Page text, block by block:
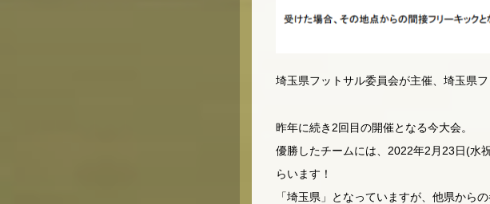
埼玉県フットサル委員会が主催、埼玉県
昨年に続き2回目の開催となる今大会。
優勝したチームには、2022年2月23日(水
らいます！
「埼玉県」となっていますが、他県からの